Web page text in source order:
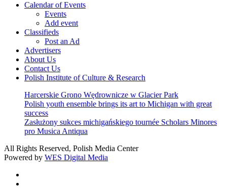
Calendar of Events
Events
Add event
Classifieds
Post an Ad
Advertisers
About Us
Contact Us
Polish Institute of Culture & Research
Harcerskie Grono Wędrownicze w Glacier Park
Polish youth ensemble brings its art to Michigan with great
success
Zasłużony sukces michigańskiego tournée Scholars Minores
pro Musica Antiqua
All Rights Reserved, Polish Media Center
Powered by WES Digital Media